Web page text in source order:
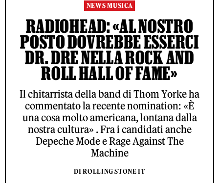
NEWS MUSICA
RADIOHEAD: «AL NOSTRO
POSTO DOVREBBE ESSERCI
DR. DRE NELLA ROCK AND
ROLL HALL OF FAME»
Il chitarrista della band di Thom Yorke ha
commentato la recente nomination: «È
una cosa molto americana, lontana dalla
nostra cultura» . Fra i candidati anche
Depeche Mode e Rage Against The
Machine
DI ROLLING STONE IT